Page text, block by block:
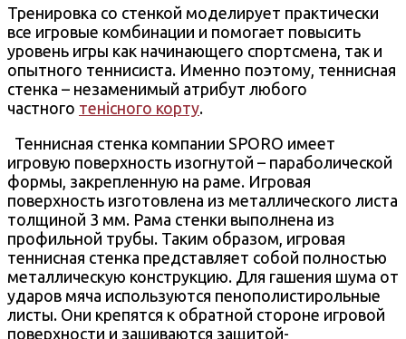
Тренировка со стенкой моделирует практически
все игровые комбинации и помогает повысить
уровень игры как начинающего спортсмена, так и
опытного теннисиста. Именно поэтому, теннисная
стенка – незаменимый атрибут любого
частного тенісного корту.
Теннисная стенка компании SPORO имеет
игровую поверхность изогнутой – параболической
формы, закрепленную на раме. Игровая
поверхность изготовлена из металлического листа
толщиной 3 мм. Рама стенки выполнена из
профильной трубы. Таким образом, игровая
теннисная стенка представляет собой полностью
металлическую конструкцию. Для гашения шума от
ударов мяча используются пенополистирольные
листы. Они крепятся к обратной стороне игровой
поверхности и зашиваются защитой-